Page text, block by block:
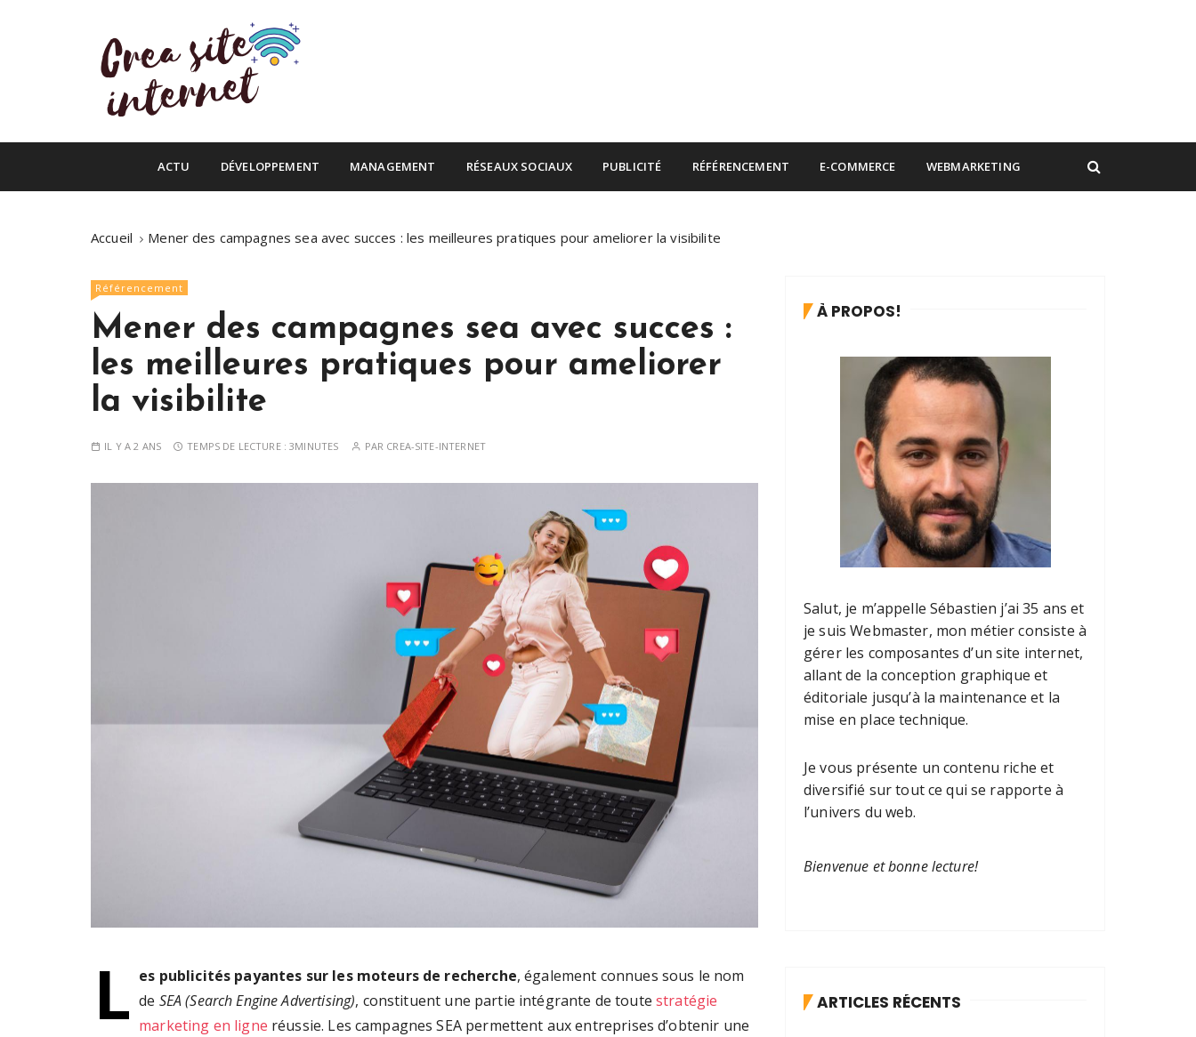
c
n
Crea site internet
Infos du web
ACTU DÉVELOPPEMENT MANAGEMENT RÉSEAUX SOCIAUX PUBLICITÉ RÉFÉRENCEMENT E-COMMERCE WEBMARKETING
Accueil Mener des campagnes sea avec succes : les meilleures pratiques pour ameliorer la visibilite
Référencement
Mener des campagnes sea avec succes :
les meilleures pratiques pour ameliorer
la visibilite
IL Y A 2 ANS TEMPS DE LECTURE :3MINUTES PAR CREA-SITE-INTERNET
L es publicités payantes sur les moteurs de recherche, également connues sous le nom
de SEA (Search Engine Advertising), constituent une partie intégrante de toutestratégie
marketing en ligne réussie. Les campagnes SEA permettent aux entreprises d’obtenir une
À PROPOS!
Salut, je m’appelle Sébastien j’ai 35 ans et
je suis Webmaster, mon métier consiste à
gérer les composantes d’un site internet,
allant de la conception graphique et
éditoriale jusqu’à la maintenance et la
mise en place technique.
Je vous présente un contenu riche et
diversifié sur tout ce qui se rapporte à
l’univers du web.
Bienvenue et bonne lecture!
ARTICLES RÉCENTS